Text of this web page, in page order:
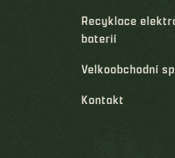
Recyklace
baterií
Velkoobchodní
Kontakt